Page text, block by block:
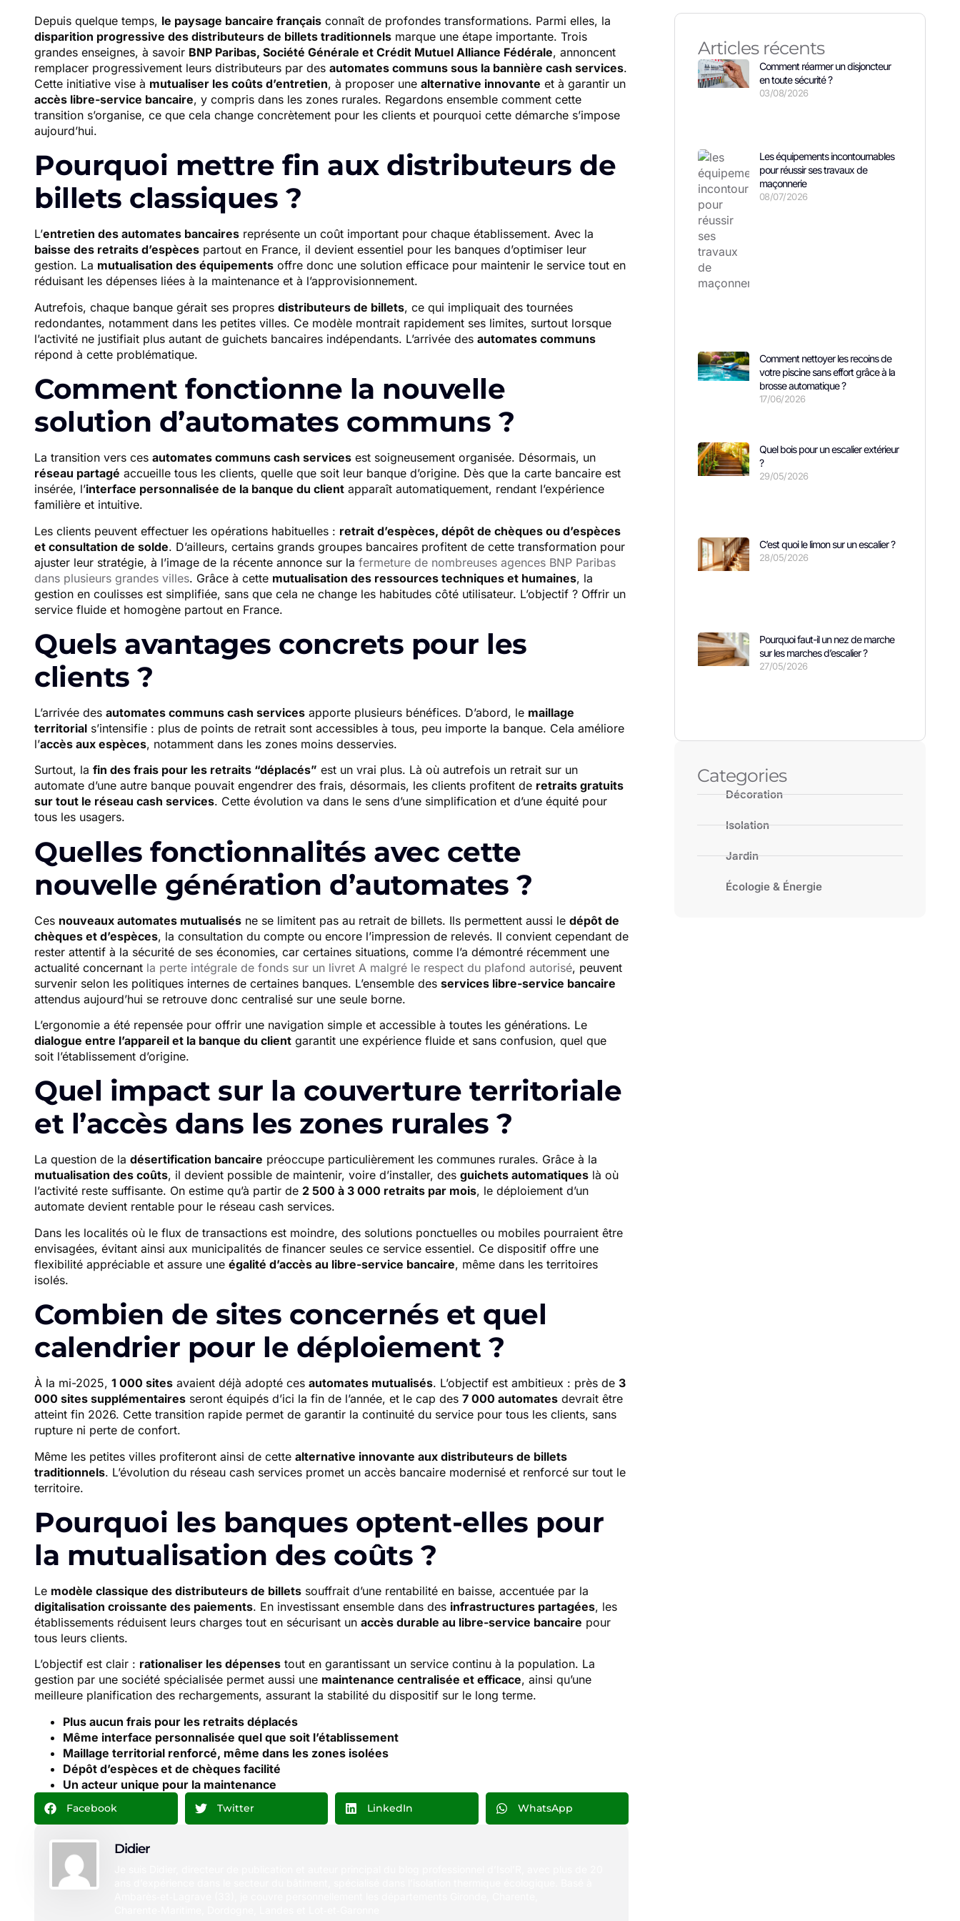
Depuis quelque temps, le paysage bancaire français connaît de profondes transformations. Parmi elles, la
disparition progressive des distributeurs de billets traditionnels marque une étape importante. Trois
grandes enseignes, à savoir BNP Paribas, Société Générale et Crédit Mutuel Alliance Fédérale, annoncent
remplacer progressivement leurs distributeurs par des automates communs sous la bannière cash services.
Cette initiative vise à mutualiser les coûts d’entretien, à proposer une alternative innovante et à garantir un
accès libre-service bancaire, y compris dans les zones rurales. Regardons ensemble comment cette
transition s’organise, ce que cela change concrètement pour les clients et pourquoi cette démarche s’impose
aujourd’hui.
Pourquoi mettre fin aux distributeurs de
billets classiques ?
L’entretien des automates bancaires représente un coût important pour chaque établissement. Avec la
baisse des retraits d’espèces partout en France, il devient essentiel pour les banques d’optimiser leur
gestion. La mutualisation des équipements offre donc une solution efficace pour maintenir le service tout en
réduisant les dépenses liées à la maintenance et à l’approvisionnement.
Autrefois, chaque banque gérait ses propres distributeurs de billets, ce qui impliquait des tournées
redondantes, notamment dans les petites villes. Ce modèle montrait rapidement ses limites, surtout lorsque
l’activité ne justifiait plus autant de guichets bancaires indépendants. L’arrivée des automates communs
répond à cette problématique.
Comment fonctionne la nouvelle
solution d’automates communs ?
La transition vers ces automates communs cash services est soigneusement organisée. Désormais, un
réseau partagé accueille tous les clients, quelle que soit leur banque d’origine. Dès que la carte bancaire est
insérée, l’interface personnalisée de la banque du client apparaît automatiquement, rendant l’expérience
familière et intuitive.
Les clients peuvent effectuer les opérations habituelles : retrait d’espèces, dépôt de chèques ou d’espèces
et consultation de solde. D’ailleurs, certains grands groupes bancaires profitent de cette transformation pour
ajuster leur stratégie, à l’image de la récente annonce sur la fermeture de nombreuses agences BNP Paribas
dans plusieurs grandes villes. Grâce à cette mutualisation des ressources techniques et humaines, la
gestion en coulisses est simplifiée, sans que cela ne change les habitudes côté utilisateur. L’objectif ? Offrir un
service fluide et homogène partout en France.
Quels avantages concrets pour les
clients ?
L’arrivée des automates communs cash services apporte plusieurs bénéfices. D’abord, le maillage
territorial s’intensifie : plus de points de retrait sont accessibles à tous, peu importe la banque. Cela améliore
l’accès aux espèces, notamment dans les zones moins desservies.
Surtout, la fin des frais pour les retraits “déplacés” est un vrai plus. Là où autrefois un retrait sur un
automate d’une autre banque pouvait engendrer des frais, désormais, les clients profitent de retraits gratuits
sur tout le réseau cash services. Cette évolution va dans le sens d’une simplification et d’une équité pour
tous les usagers.
Quelles fonctionnalités avec cette
nouvelle génération d’automates ?
Ces nouveaux automates mutualisés ne se limitent pas au retrait de billets. Ils permettent aussi le dépôt de
chèques et d’espèces, la consultation du compte ou encore l’impression de relevés. Il convient cependant de
rester attentif à la sécurité de ses économies, car certaines situations, comme l’a démontré récemment une
actualité concernant la perte intégrale de fonds sur un livret A malgré le respect du plafond autorisé, peuvent
survenir selon les politiques internes de certaines banques. L’ensemble des services libre-service bancaire
attendus aujourd’hui se retrouve donc centralisé sur une seule borne.
L’ergonomie a été repensée pour offrir une navigation simple et accessible à toutes les générations. Le
dialogue entre l’appareil et la banque du client garantit une expérience fluide et sans confusion, quel que
soit l’établissement d’origine.
Quel impact sur la couverture territoriale
et l’accès dans les zones rurales ?
La question de la désertification bancaire préoccupe particulièrement les communes rurales. Grâce à la
mutualisation des coûts, il devient possible de maintenir, voire d’installer, des guichets automatiques là où
l’activité reste suffisante. On estime qu’à partir de 2 500 à 3 000 retraits par mois, le déploiement d’un
automate devient rentable pour le réseau cash services.
Dans les localités où le flux de transactions est moindre, des solutions ponctuelles ou mobiles pourraient être
envisagées, évitant ainsi aux municipalités de financer seules ce service essentiel. Ce dispositif offre une
flexibilité appréciable et assure une égalité d’accès au libre-service bancaire, même dans les territoires
isolés.
Combien de sites concernés et quel
calendrier pour le déploiement ?
À la mi-2025, 1 000 sites avaient déjà adopté ces automates mutualisés. L’objectif est ambitieux : près de 3
000 sites supplémentaires seront équipés d’ici la fin de l’année, et le cap des 7 000 automates devrait être
atteint fin 2026. Cette transition rapide permet de garantir la continuité du service pour tous les clients, sans
rupture ni perte de confort.
Même les petites villes profiteront ainsi de cette alternative innovante aux distributeurs de billets
traditionnels. L’évolution du réseau cash services promet un accès bancaire modernisé et renforcé sur tout le
territoire.
Pourquoi les banques optent-elles pour
la mutualisation des coûts ?
Le modèle classique des distributeurs de billets souffrait d’une rentabilité en baisse, accentuée par la
digitalisation croissante des paiements. En investissant ensemble dans des infrastructures partagées, les
établissements réduisent leurs charges tout en sécurisant un accès durable au libre-service bancaire pour
tous leurs clients.
L’objectif est clair : rationaliser les dépenses tout en garantissant un service continu à la population. La
gestion par une société spécialisée permet aussi une maintenance centralisée et efficace, ainsi qu’une
meilleure planification des rechargements, assurant la stabilité du dispositif sur le long terme.
Plus aucun frais pour les retraits déplacés
Même interface personnalisée quel que soit l’établissement
Maillage territorial renforcé, même dans les zones isolées
Dépôt d’espèces et de chèques facilité
Un acteur unique pour la maintenance
Facebook Twitter LinkedIn WhatsApp
Didier
Articles récents
Comment réarmer un disjoncteur
en toute sécurité ?
03/08/2026
Les équipements incontournables
pour réussir ses travaux de
maçonnerie
08/07/2026
Comment nettoyer les recoins de
votre piscine sans effort grâce à la
brosse automatique ?
17/06/2026
Quel bois pour un escalier extérieur
?
29/05/2026
C’est quoi le limon sur un escalier ?
28/05/2026
Pourquoi faut-il un nez de marche
sur les marches d’escalier ?
27/05/2026
Categories
Décoration
Isolation
Jardin
Écologie & Énergie